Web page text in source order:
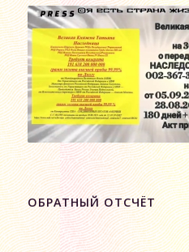
ОБРАТНЫЙ ОТСЧЁТ